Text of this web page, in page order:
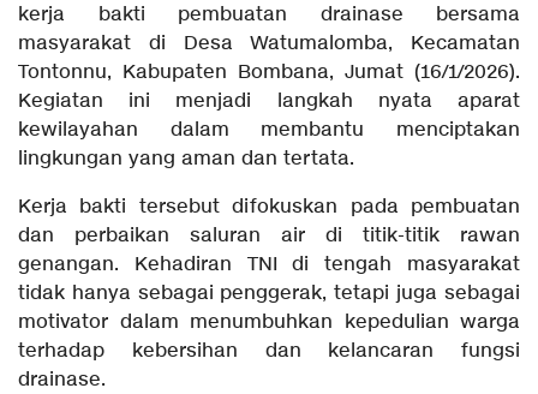
kerja bakti pembuatan drainase bersama
masyarakat di Desa Watumalomba, Kecamatan
Tontonnu, Kabupaten Bombana, Jumat (16/1/2026).
Kegiatan ini menjadi langkah nyata aparat
kewilayahan dalam membantu menciptakan
lingkungan yang aman dan tertata.
Kerja bakti tersebut difokuskan pada pembuatan
dan perbaikan saluran air di titik-titik rawan
genangan. Kehadiran TNI di tengah masyarakat
tidak hanya sebagai penggerak, tetapi juga sebagai
motivator dalam menumbuhkan kepedulian warga
terhadap kebersihan dan kelancaran fungsi
drainase.